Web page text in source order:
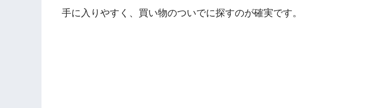
手に入りやすく、買い物のついでに探すのが確実です。